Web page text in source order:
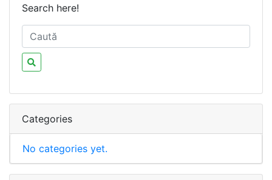
Search here!
Categories
No categories yet.